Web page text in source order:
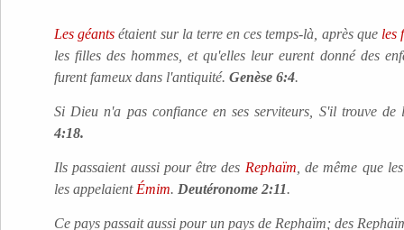
Les géantsétaient sur la terre en ces temps-là, après que les
les filles des hommes, et qu'elles leur eurent donné des
furent fameux dans l'antiquité. Genèse 6:4.
Si Dieu n'a pas confiance en ses serviteurs, S'il trouve
4:18.
Ils passaient aussi pour être des Rephaïm , de même que
les appelaient Émim. Deutéronome 2:11.
Ce pays passait aussi pour un pays de Rephaïm; des